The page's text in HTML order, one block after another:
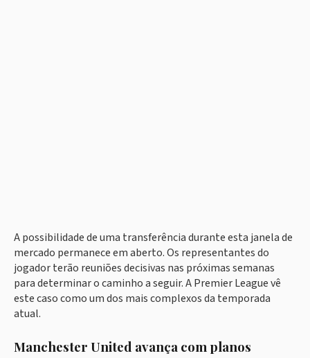
A possibilidade de uma transferência durante esta janela de
mercado permanece em aberto. Os representantes do
jogador terão reuniões decisivas nas próximas semanas
para determinar o caminho a seguir. A Premier League vê
este caso como um dos mais complexos da temporada
atual.
Manchester United avança com planos